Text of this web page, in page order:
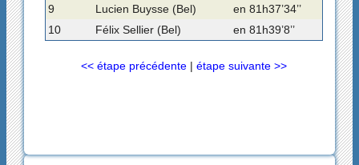
9 Lucien Buysse (Bel)
en 81h37’34’’
10
Félix Sellier (Bel) en 81h39’8’’
<< étape précédente| étape suivante >>